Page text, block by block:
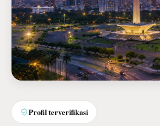
Profil terverifikasi